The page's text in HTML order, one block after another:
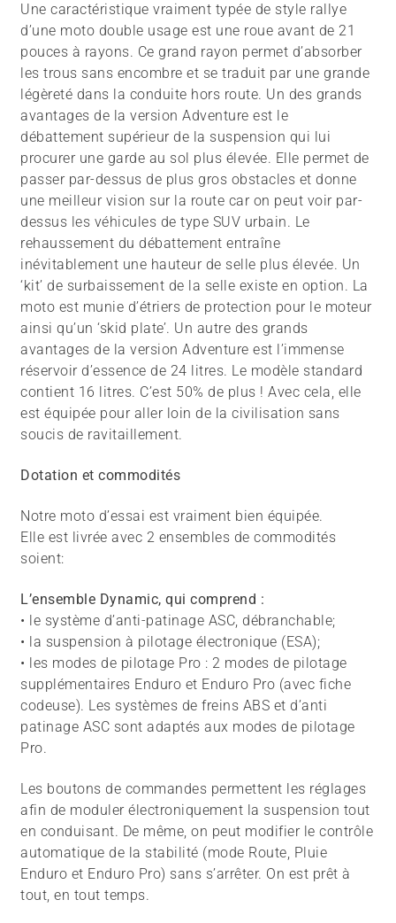
Une caractéristique vraiment typée de style rallye
d’une moto double usage est une roue avant de 21
pouces à rayons. Ce grand rayon permet d’absorber
les trous sans encombre et se traduit par une grande
légèreté dans la conduite hors route. Un des grands
avantages de la version Adventure est le
débattement supérieur de la suspension qui lui
procurer une garde au sol plus élevée. Elle permet de
passer par-dessus de plus gros obstacles et donne
une meilleur vision sur la route car on peut voir par-
dessus les véhicules de type SUV urbain. Le
rehaussement du débattement entraîne
inévitablement une hauteur de selle plus élevée. Un
‘kit’ de surbaissement de la selle existe en option. La
moto est munie d’étriers de protection pour le moteur
ainsi qu’un ‘skid plate’. Un autre des grands
avantages de la version Adventure est l’immense
réservoir d’essence de 24 litres. Le modèle standard
contient 16 litres. C’est 50% de plus ! Avec cela, elle
est équipée pour aller loin de la civilisation sans
soucis de ravitaillement.
Dotation et commodités
Notre moto d’essai est vraiment bien équipée.
Elle est livrée avec 2 ensembles de commodités
soient:
L’ensemble Dynamic, qui comprend :
• le système d’anti-patinage ASC, débranchable;
• la suspension à pilotage électronique (ESA);
• les modes de pilotage Pro : 2 modes de pilotage
supplémentaires Enduro et Enduro Pro (avec fiche
codeuse). Les systèmes de freins ABS et d’anti
patinage ASC sont adaptés aux modes de pilotage
Pro.
Les boutons de commandes permettent les réglages
afin de moduler électroniquement la suspension tout
en conduisant. De même, on peut modifier le contrôle
automatique de la stabilité (mode Route, Pluie
Enduro et Enduro Pro) sans s’arrêter. On est prêt à
tout, en tout temps.